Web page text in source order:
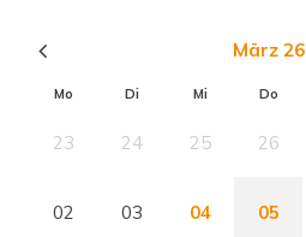
März 26
Mo Di Mi Do
23 24 25 26
02 03 04 05